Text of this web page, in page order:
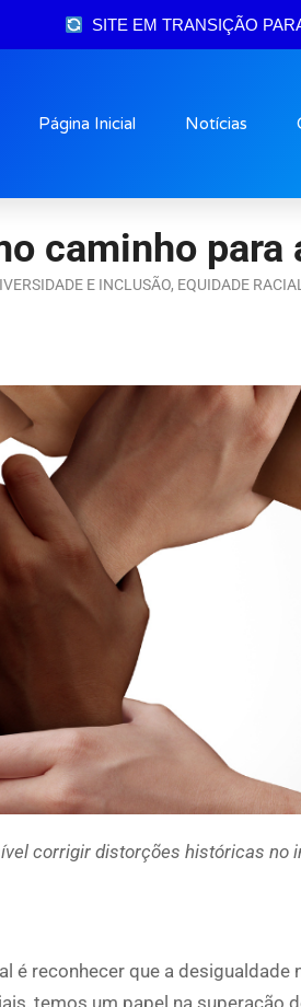
SITE EM TRANSIÇÃO
Página Inicial Notícias
caminho para
E INCLUSÃO, EQUIDADE RACIAL
corrigir distorções históricas no
é reconhecer que a desigualdade
temos um papel na superação